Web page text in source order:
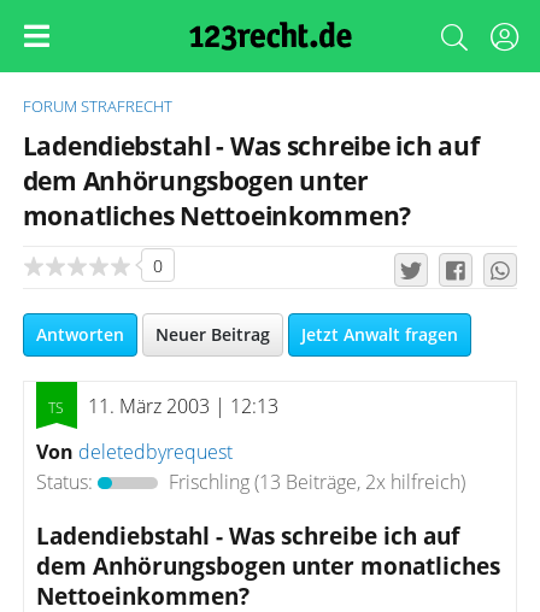
FORUM STRAFRECHT
Ladendiebstahl - Was schreibe ich auf
dem Anhörungsbogen unter
monatliches Nettoeinkommen?
0
Antworten Neuer Beitrag Jetzt Anwalt fragen
11. März 2003 | 12:13
Von deletedbyrequest
Status:
Frischling(13 Beiträge, 2x hilfreich)
Ladendiebstahl - Was schreibe ich auf
dem Anhörungsbogen unter monatliches
Nettoeinkommen?